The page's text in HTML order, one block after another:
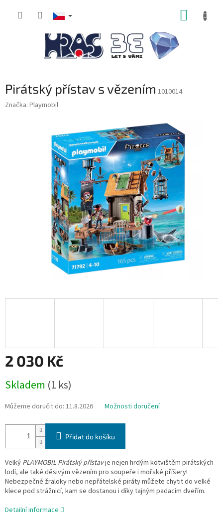
Pirátský přístav s vězením 1010014
Značka: Playmobil
2 030 Kč
cena:
Skladem (1 ks)
Můžeme doručit do: 11.8.2026 Možnosti doručení
Přidat do košíku
Velký PLAYMOBIL Pirátský přístavje nejen hrdým kotvištěm pirátských
lodí, ale také děsivým vězením pro soupeře i mořské příšery!
Nebezpečné žraloky nebo nepřátelské piráty můžete chytit do velké
klece pod strážnicí, kam se dostanou i díky tajným padacím dveřím.
Detailní informace